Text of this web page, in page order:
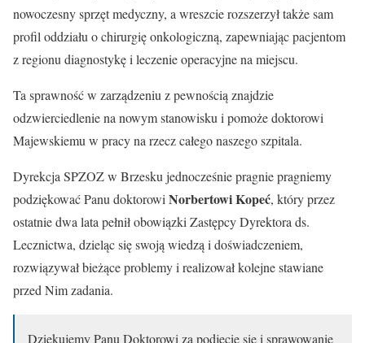
nowoczesny sprzęt medyczny, a wreszcie rozszerzył także sam
profil oddziału o chirurgię onkologiczną, zapewniając pacjentom
z regionu diagnostykę i leczenie operacyjne na miejscu.
Ta sprawność w zarządzeniu z pewnością znajdzie
odzwierciedlenie na nowym stanowisku i pomoże doktorowi
Majewskiemu w pracy na rzecz całego naszego szpitala.
Dyrekcja SPZOZ w Brzesku jednocześnie pragnie pragniemy
podziękować Panu doktorowi Norbertowi Kopeć, który przez
ostatnie dwa lata pełnił obowiązki Zastępcy Dyrektora ds.
Lecznictwa, dzieląc się swoją wiedzą i doświadczeniem,
rozwiązywał bieżące problemy i realizował kolejne stawiane
przed Nim zadania.
Dziękujemy Panu Doktorowi za podjęcie się i sprawowanie